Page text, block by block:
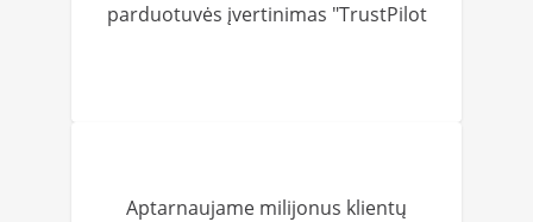
parduotuvės įvertinimas "TrustPilot
Aptarnaujame milijonus klientų